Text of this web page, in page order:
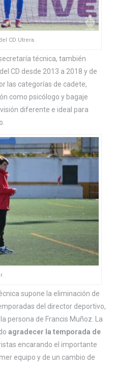
CD Utrera.
técnica, también
CD desde 2013 a 2018 y de
las categorías de cadete,
como psicólogo y bagaje
diferente e ideal para
supone la eliminación de
del director deportivo,
persona de Francis Muñoz. La
agradecer la temporada de
encarando el importante
equipo y de un cambio de